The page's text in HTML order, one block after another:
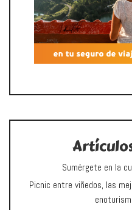
Sumérgete en la
Picnic entre viñedos, las